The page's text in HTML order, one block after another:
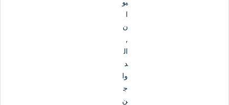
ا
ن
,
ال
د
وا
ج
ن